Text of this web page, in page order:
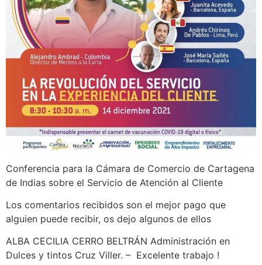
Conferencia para la Cámara de Comercio de Cartagena
de Indias sobre el Servicio de Atención al Cliente
Los comentarios recibidos son el mejor pago que
alguien puede recibir, os dejo algunos de ellos
ALBA CECILIA CERRO BELTRÁN Administración en
Dulces y tintos Cruz Viller. – Excelente trabajo !